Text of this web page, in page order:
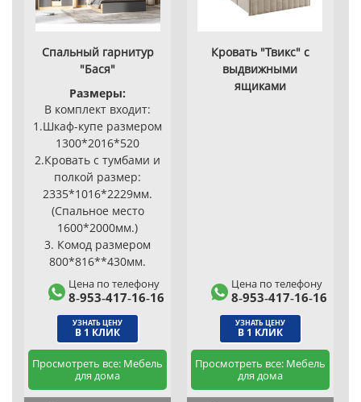
Спальный гарнитур
"Бася"
Размеры:
В комплект входит:
1.Шкаф-купе размером
1300*2016*520
2.Кровать с тумбами и
полкой размер:
2335*1016*2229мм.
(Спальное место
1600*2000мм.)
3. Комод размером
800*816**430мм.
Цена по телефону
8‑953‑417‑16‑16
УЗНАТЬ ЦЕНУ
В 1 КЛИК
Просмотреть все: Мебель
для дома
Кровать "Твикс" с
выдвижными
ящиками
Цена по телефону
8‑953‑417‑16‑16
УЗНАТЬ ЦЕНУ
В 1 КЛИК
Просмотреть все: Мебель
для дома